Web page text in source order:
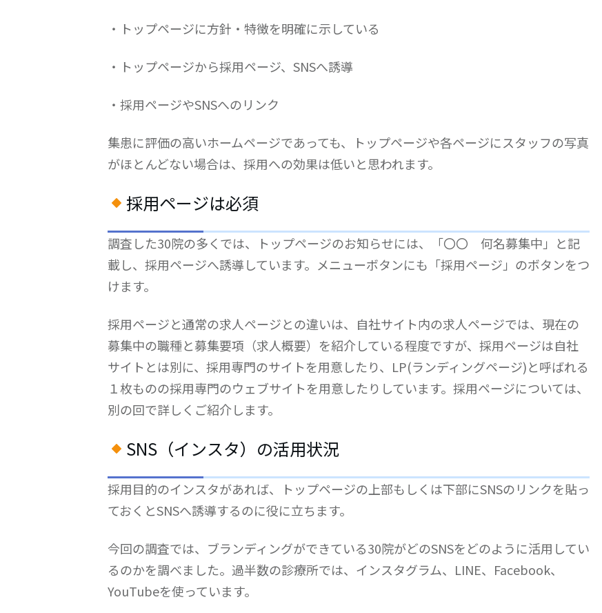
・トップページに方針・特徴を明確に示している
・トップページから採用ページ、SNSへ誘導
・採用ページやSNSへのリンク
集患に評価の高いホームページであっても、トップページや各ページにスタッフの写真
がほとんどない場合は、採用への効果は低いと思われます。
採用ページは必須
調査した30院の多くでは、トップページのお知らせには、「〇〇 何名募集中」と記
載し、採用ページへ誘導しています。メニューボタンにも「採用ページ」のボタンをつ
けます。
採用ページと通常の求人ページとの違いは、自社サイト内の求人ページでは、現在の
募集中の職種と募集要項（求人概要）を紹介している程度ですが、採用ページは自社
サイトとは別に、採用専門のサイトを用意したり、LP(ランディングページ)と呼ばれる
１枚ものの採用専門のウェブサイトを用意したりしています。採用ページについては、
別の回で詳しくご紹介します。
SNS（インスタ）の活用状況
採用目的のインスタがあれば、トップページの上部もしくは下部にSNSのリンクを貼っ
ておくとSNSへ誘導するのに役に立ちます。
今回の調査では、ブランディングができている30院がどのSNSをどのように活用してい
るのかを調べました。過半数の診療所では、インスタグラム、LINE、Facebook、
YouTubeを使っています。